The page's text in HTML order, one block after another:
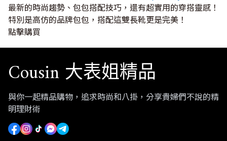
最新的時尚趨勢、包包搭配技巧，還有超實用的穿搭靈感！
特別是高仿的品牌包包，搭配這雙長靴更是完美！
點擊購買
Cousin 大表姐精品
與你一起精品購物，追求時尚和八掛，分享貴婦們不說的精
明理財術